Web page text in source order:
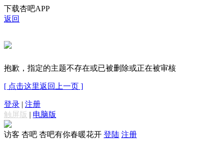
下载杏吧APP
返回
抱歉，指定的主题不存在或已被删除或正在被审核
[ 点击这里返回上一页 ]
登录 | 注册
触屏版 | 电脑版
访客 杏吧 杏吧有你春暖花开 登陆 注册